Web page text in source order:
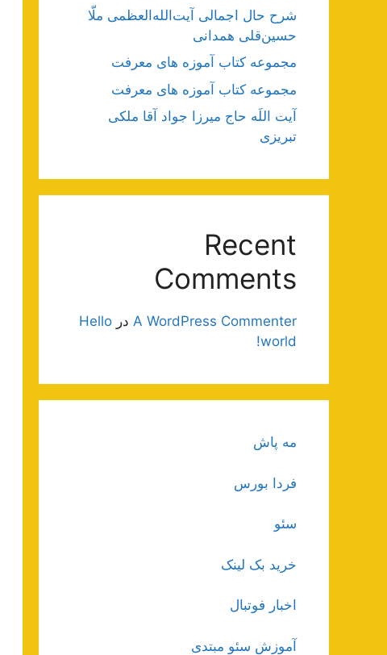
شرح حال اجمالی آیت‌الله‌العظمی ملّا
حسین‌قلی همدانی
مجموعه کتاب آموزه های معرفت
مجموعه کتاب آموزه های معرفت
آیت اللَه حاج میرزا جواد آقا ملکی
تبریزی
Recent
Comments
A WordPress Commenter در Hello
world!
مه پاش
فردا بورس
سئو
خرید بک لینک
اخبار فوتبال
آموزش سئو مبتدی